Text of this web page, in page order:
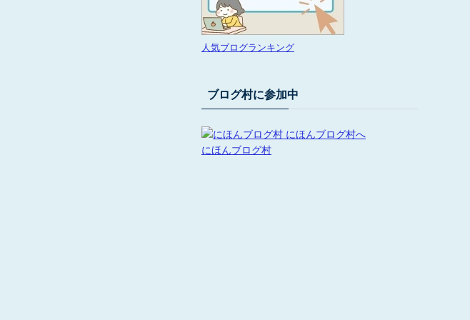
人気ブログランキング
ブログ村に参加中
にほんブログ村